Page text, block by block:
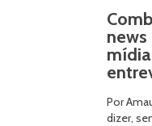
Por
dizer,